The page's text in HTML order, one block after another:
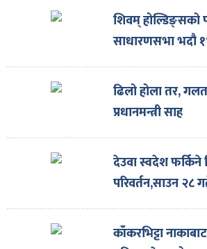
शिवम् होल्डिङ्सको
साधारणसभा भदौ
ढिलो होला तर,
प्रधानमन्त्री साह
देउवा स्वदेश फर्किने
परिवर्तन,साउन २८
काँकरभिट्टा